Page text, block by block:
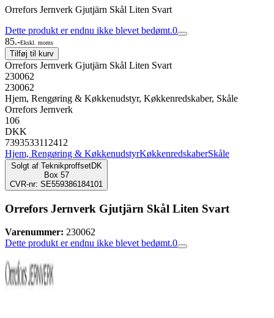
Orrefors Jernverk Gjutjärn Skål Liten Svart
Dette produkt er endnu ikke blevet bedømt.0
85.-Ekskl. moms
Tilføj til kurv
Orrefors Jernverk Gjutjärn Skål Liten Svart
230062
230062
Hjem, Rengøring & Køkkenudstyr, Køkkenredskaber, Skåle
Orrefors Jernverk
106
DKK
7393533112412
Hjem, Rengøring & KøkkenudstyrKøkkenredskaberSkåle
Solgt af TeknikproffsetDK
Box 57
CVR-nr: SE559386184101
Orrefors Jernverk Gjutjärn Skål Liten Svart
Varenummer: 230062
Dette produkt er endnu ikke blevet bedømt.0